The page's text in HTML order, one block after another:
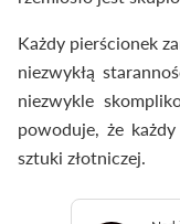
Każdy pierścionek
niezwykłą
niezwykle
powoduje, że
sztuki złotniczej.